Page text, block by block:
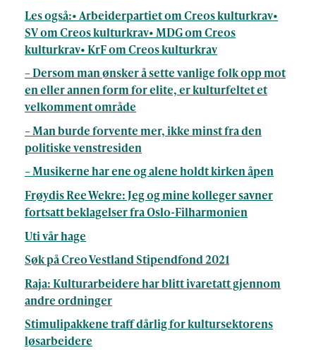
Les også:• Arbeiderpartiet om Creos kulturkrav•
SV om Creos kulturkrav• MDG om Creos
kulturkrav• KrF om Creos kulturkrav
– Dersom man ønsker å sette vanlige folk opp mot
en eller annen form for elite, er kulturfeltet et
velkomment område
– Man burde forvente mer, ikke minst fra den
politiske venstresiden
– Musikerne har ene og alene holdt kirken åpen
Frøydis Ree Wekre: Jeg og mine kolleger savner
fortsatt beklagelser fra Oslo-Filharmonien
Uti vår hage
Søk på Creo Vestland Stipendfond 2021
Raja: Kulturarbeidere har blitt ivaretatt gjennom
andre ordninger
Stimulipakkene traff dårlig for kultursektorens
løsarbeidere